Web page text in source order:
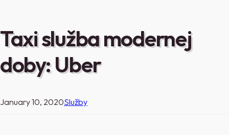
Taxi služba modernej
doby: Uber
January 10, 2020Služby